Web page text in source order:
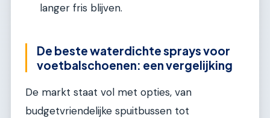
langer fris blijven.
De beste waterdichte sprays voor
voetbalschoenen: een vergelijking
De markt staat vol met opties, van
budgetvriendelijke spuitbussen tot